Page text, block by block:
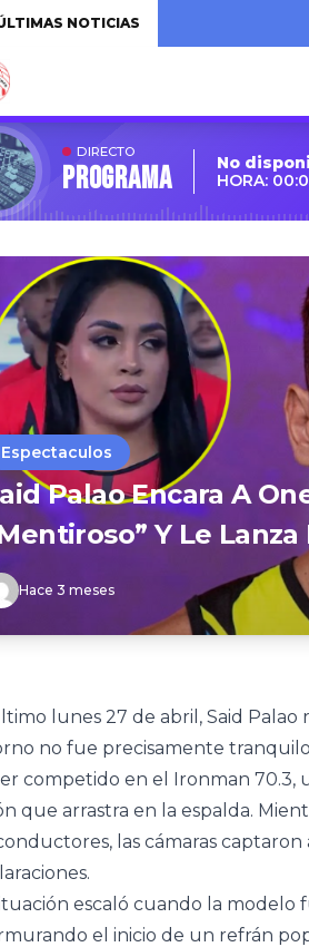
NOTICIAS
DIRECTO
Programa
No
HORA:
Espectaculos
Palao Encara A
Y Le
Hace 3 meses
lunes 27 de abril, Said Palao
no fue precisamente
competido en el Ironman 70.3,
que arrastra en la espalda.
las cámaras
escaló cuando la
el inicio de un refrán